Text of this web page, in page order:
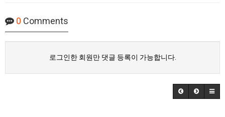
0 Comments
로그인한 회원만 댓글 등록이 가능합니다.